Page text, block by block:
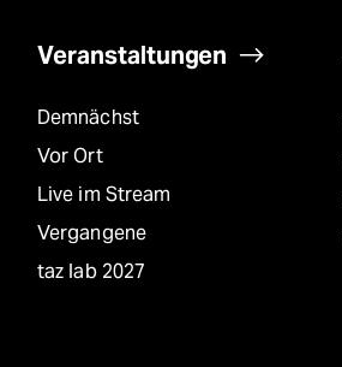
Veranstaltungen
Demnächst
Vor Ort
Live im Stream
Vergangene
taz lab 2027